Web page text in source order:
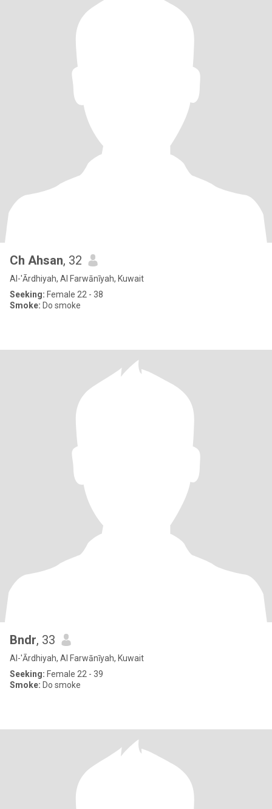
Ch Ahsan, 32
Al-'Ārdhiyah, Al Farwānīyah, Kuwait
Seeking: Female 22 - 38
Smoke: Do smoke
Bndr, 33
Al-'Ārdhiyah, Al Farwānīyah, Kuwait
Seeking: Female 22 - 39
Smoke: Do smoke